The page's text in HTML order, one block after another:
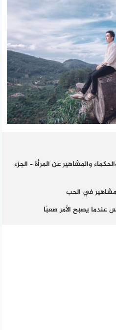
والمشاهير عن المرأة – الجزء
في الحب